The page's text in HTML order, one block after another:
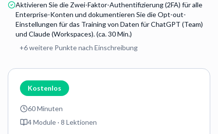
Aktivieren Sie die Zwei-Faktor-Authentifizierung (2FA) für alle
Enterprise-Konten und dokumentieren Sie die Opt-out-
Einstellungen für das Training von Daten für ChatGPT (Team)
und Claude (Workspaces). (ca. 30 Min.)
+6weitere Punkte nach Einschreibung
Kostenlos
60 Minuten
4Module · 8 Lektionen